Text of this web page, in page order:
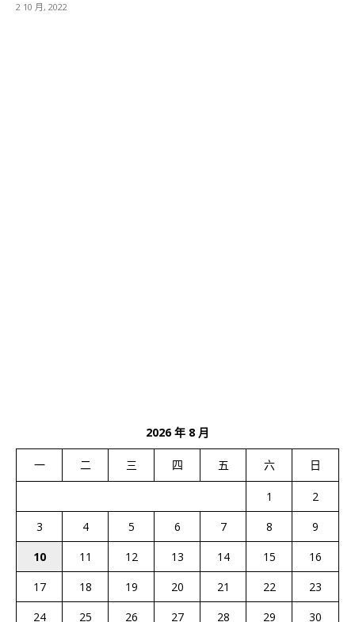
2 10 月, 2022
2026 年 8 月
一 二 三 四 五 六 日
1
2
3
4 5 6 7 8
9
10
11 12 13 14 15
16
17
18 19 20 21 22
23
24
25 26 27 28 29
30